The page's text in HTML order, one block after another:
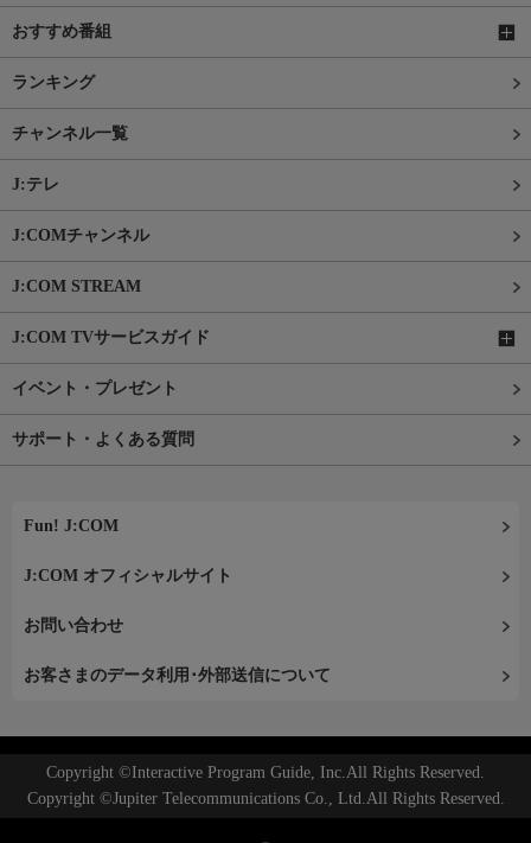
おすすめ番組
ランキング
チャンネル一覧
J:テレ
J:COMチャンネル
J:COM STREAM
J:COM TVサービスガイド
イベント・プレゼント
サポート・よくある質問
Fun! J:COM
J:COM オフィシャルサイト
お問い合わせ
お客さまのデータ利用･外部送信について
Copyright ©Interactive Program Guide, Inc.All Rights Reserved.
Copyright ©Jupiter Telecommunications Co., Ltd.All Rights Reserved.